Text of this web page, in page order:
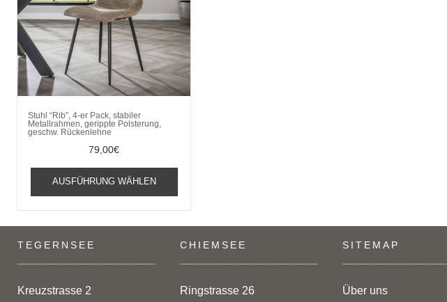
Stuhl “Rib”, 4-er Pack, stabiler
Metallrahmen, gerippte Polsterung,
geschw. Rückenlehne
79,00€
AUSFÜHRUNG WÄHLEN
Dieses
weist
auf.
können
TEGERNSEE
Kreuzstrasse 2
CHIEMSEE
Ringstrasse 26
SITEMAP
Über uns